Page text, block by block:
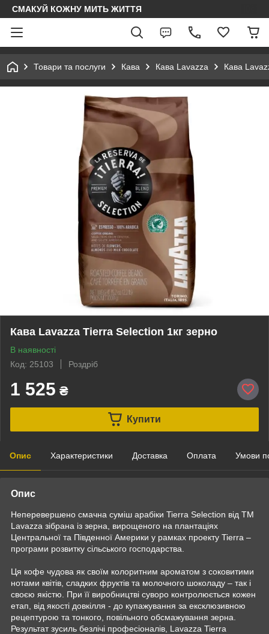
СМАКУЙ КОЖНУ МИТЬ ЖИТТЯ
Товари та послуги Кава Кава Lavazza Кава
Кава Lavazza Tierra Selection 1кг зерно
В наявності
Код: 25103
Роздріб
1 525 ₴
Купити
Опис Характеристики Доставка Оплата Умови
Опис
Неперевершено смачна суміш арабіки Tierra Selection від ТМ
Lavazza зібрана із зерна, вирощеного на плантаціях
Центральної та Південної Америки у рамках проекту Tierra –
програми розвитку сільського господарства.
Ця кофе чудова як своїм колоритним ароматом з соковитими
нотами квітів, сладких фруктів та молочного шоколаду – так і
своєю якістю. При її виробництві суворо контролюється кожен
етап, від якості довкілля - до купажування за ексклюзивною
рецептурою та тонкого, повільного обсмажування зерна.
Результат зусиль безлічі професіоналів, Lavazza Tierra